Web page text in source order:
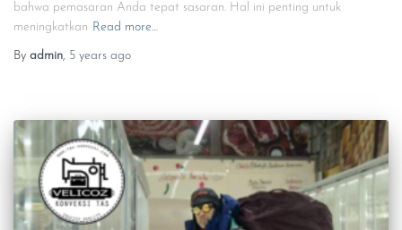
bahwa pemasaran Anda tepat sasaran. Hal ini penting untuk
meningkatkan Read more…
By admin, 5 years ago